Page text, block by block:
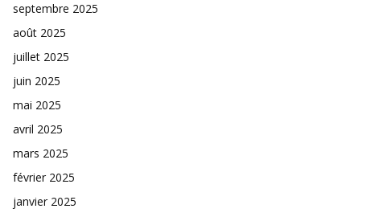
septembre 2025
août 2025
juillet 2025
juin 2025
mai 2025
avril 2025
mars 2025
février 2025
janvier 2025